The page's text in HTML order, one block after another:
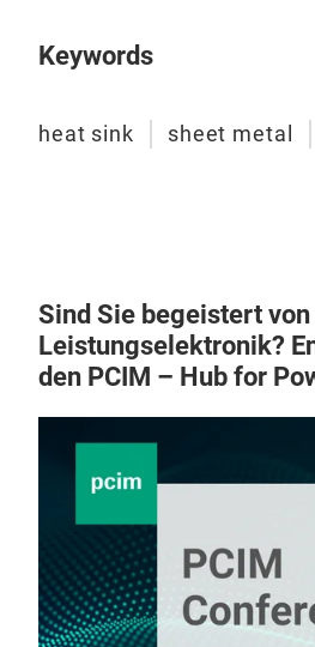
Keywords
heat sink sheet metal
Sind Sie begeistert von
Leistungselektronik?
den PCIM – Hub for